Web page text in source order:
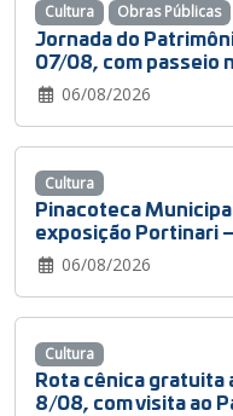
Jornada do
07/08, com passeio
06/08/2026
Cultura Obras Públicas
Pinacoteca
exposição Portinari
06/08/2026
Cultura
Rota cênica gratuita
8/08, com visita ao
Cultura